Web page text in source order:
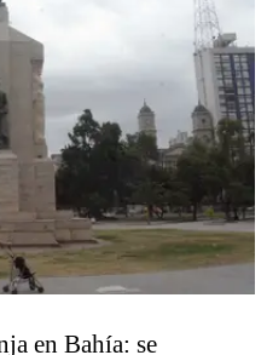
en Bahía: se